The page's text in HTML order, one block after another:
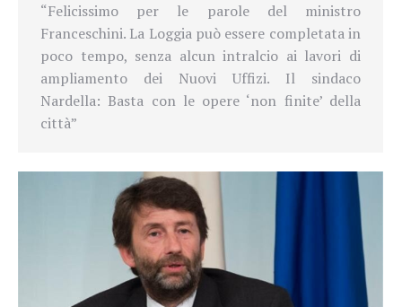
“Felicissimo per le parole del ministro
Franceschini. La Loggia può essere completata in
poco tempo, senza alcun intralcio ai lavori di
ampliamento dei Nuovi Uffizi. Il sindaco
Nardella: Basta con le opere ‘non finite’ della
città”